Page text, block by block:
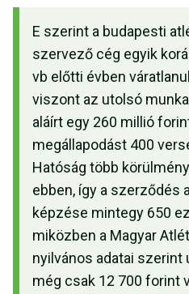
E szerint a budapesti
szervező cég egyik
vb előtti évben
viszont az utolsó
aláírt egy 260 millió
megállapodást 400
Hatóság több
ebben, így a szerződés
képzése mintegy 650
miközben a Magyar
nyilvános adatai szerint
még csak 12 700 forint